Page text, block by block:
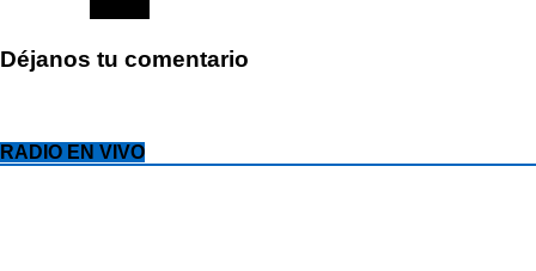
Déjanos tu comentario
RADIO EN VIVO